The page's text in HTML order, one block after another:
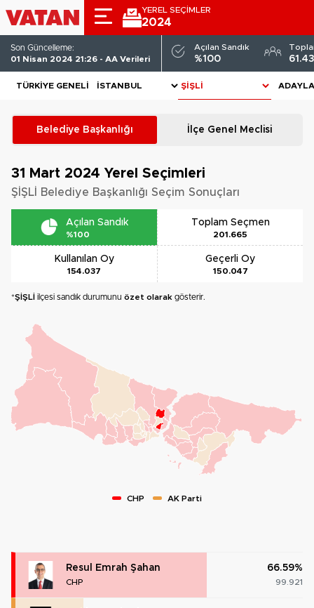
YEREL SEÇİMLER
2024
Son Güncelleme:
01 Nisan 2024 21:26 - AA Verileri
Açılan Sandık
%100
TÜRKIYE GENELI
Belediye Başkanlığı İlçe Genel Meclisi
31 Mart 2024 Yerel Seçimleri
ŞİŞLİ Belediye Başkanlığı Seçim Sonuçları
Açılan Sandık
%100
Toplam Seçmen
201.665
Kullanılan Oy
154.037
Geçerli Oy
150.047
*ŞİŞLİ ilçesi sandık durumunu özet olarak gösterir.
CHP AK Parti
Resul Emrah Şahan
CHP
66.59%
99.921